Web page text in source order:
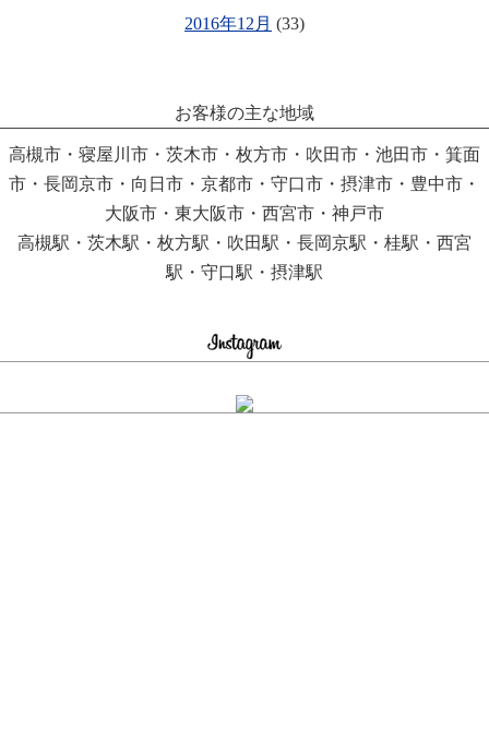
2016年12月 (33)
お客様の主な地域
高槻市・寝屋川市・茨木市・枚方市・吹田市・池田市・箕面
市・長岡京市・向日市・京都市・守口市・摂津市・豊中市・
大阪市・東大阪市・西宮市・神戸市
高槻駅・茨木駅・枚方駅・吹田駅・長岡京駅・桂駅・西宮
駅・守口駅・摂津駅